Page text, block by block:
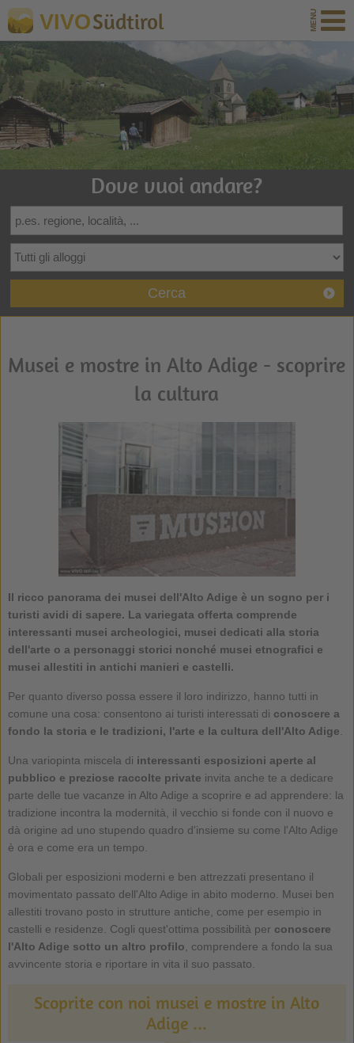
VIVOSüdtirol
Dove vuoi andare?
Cerca
Musei e mostre in Alto Adige - scoprire
la cultura
Il ricco panorama dei musei dell'Alto Adige è un sogno per i
turisti avidi di sapere. La variegata offerta comprende
interessanti musei archeologici, musei dedicati alla storia
dell'arte o a personaggi storici nonché musei etnografici e
musei allestiti in antichi manieri e castelli.
Per quanto diverso possa essere il loro indirizzo, hanno tutti in
comune una cosa: consentono ai turisti interessati di conoscere a
fondo la storia e le tradizioni, l'arte e la cultura dell'Alto Adige
Una variopinta miscela di interessanti esposizioni aperte al
pubblico e preziose raccolte private invita anche te a dedicare
parte delle tue vacanze in Alto Adige a scoprire e ad apprendere: la
tradizione incontra la modernità, il vecchio si fonde con il nuovo e
dà origine ad uno stupendo quadro d'insieme su come l'Alto Adige
è ora e come era un tempo.
Globali per esposizioni moderni e ben attrezzati presentano il
movimentato passato dell'Alto Adige in abito moderno. Musei ben
allestiti trovano posto in strutture antiche, come per esempio in
castelli e residenze. Cogli quest'ottima possibilità per conoscere
l'Alto Adige sotto un altro profilo , comprendere a fondo la sua
avvincente storia e riportare in vita il suo passato.
Scoprite con noi musei e mostre in Alto
Adige ...